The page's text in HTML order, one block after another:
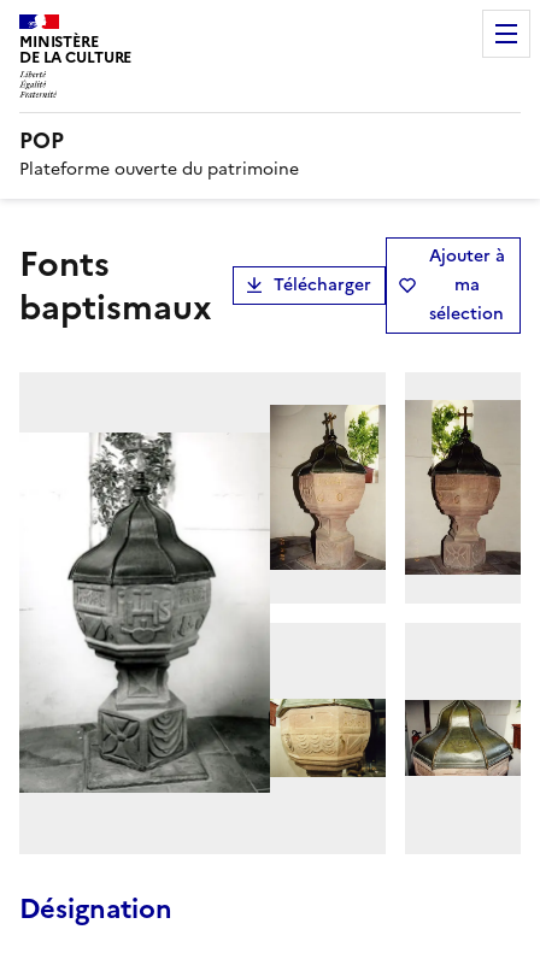
MINISTÈRE
DE LA CULTURE
POP
Plateforme ouverte du patrimoine
Fonts
baptismaux
Télécharger
Ajouter à
ma
sélection
Désignation